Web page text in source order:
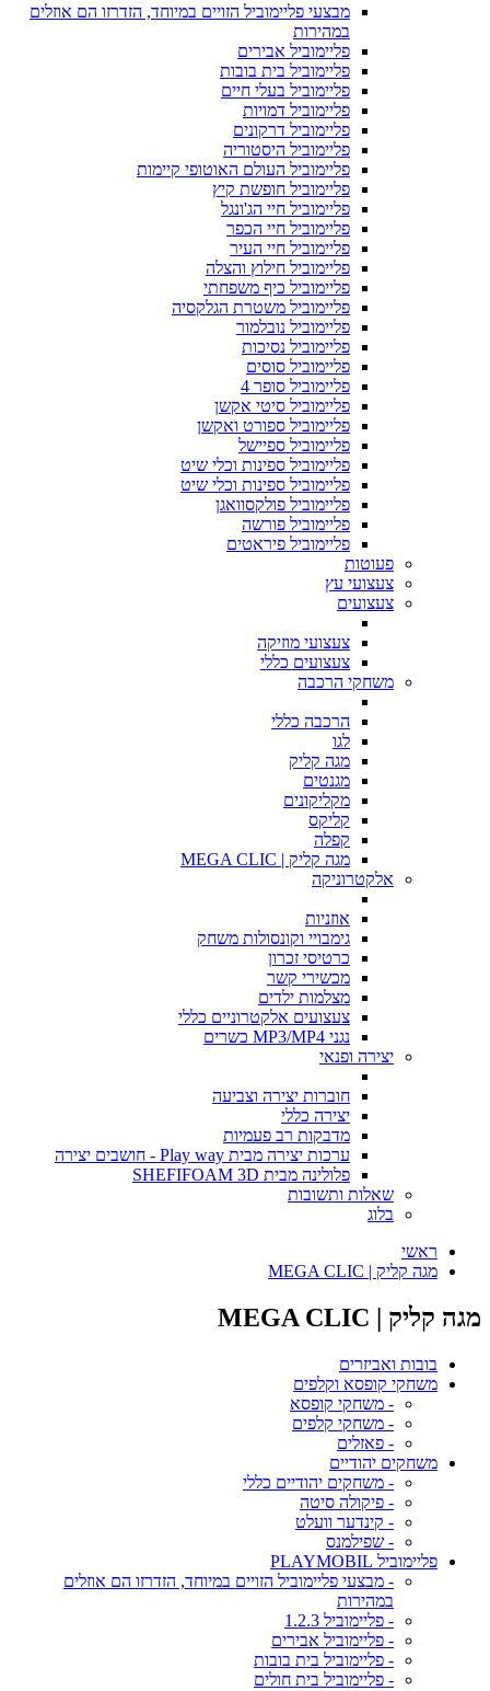
מבצעי פליימוביל הזויים במיוחד, הזדרזו הם אוזלים
במהירות
פליימוביל אבירים
פליימוביל בית בובות
פליימוביל בעלי חיים
פליימוביל דמויות
פליימוביל דרקונים
פליימוביל היסטוריה
פליימוביל העולם האוטופי קיימות
פליימוביל חופשת קיץ
פליימוביל חיי הג'ונגל
פליימוביל חיי הכפר
פליימוביל חיי העיר
פליימוביל חילוץ והצלה
פליימוביל כיף משפחתי
פליימוביל משטרת הגלקסיה
פליימוביל נובלמור
פליימוביל נסיכות
פליימוביל סוסים
פליימוביל סופר 4
פליימוביל סיטי אקשן
פליימוביל ספורט ואקשן
פליימוביל ספיישל
פליימוביל ספינות וכלי שיט
פליימוביל ספינות וכלי שיט
פליימוביל פולקסוואגן
פליימוביל פורשה
פליימוביל פיראטים
פעוטות
צעצועי עץ
צעצועים
צעצועי מוזיקה
צעצועים כללי
משחקי הרכבה
הרכבה כללי
לגו
מגה קליק
מגנטים
מקליקונים
קליקס
קפלה
מגה קליק | MEGA CLIC
אלקטרוניקה
אוזניות
גימבויי וקונסולות משחק
כרטיסי זכרון
מכשירי קשר
מצלמות ילדים
צעצועים אלקטרוניים כללי
נגני MP3/MP4 כשרים
יצירה ופנאי
חוברות יצירה וצביעה
יצירה כללי
מדבקות רב פעמיות
ערכות יצירה מבית Play way - חושבים יצירה
פלולינה מבית SHEFIFOAM 3D
שאלות ותשובות
בלוג
ראשי
מגה קליק | MEGA CLIC
מגה קליק | MEGA CLIC
בובות ואביזרים
משחקי קופסא וקלפים
- משחקי קופסא
- משחקי קלפים
- פאזלים
משחקים יהודיים
- משחקים יהודיים כללי
- פיקולה סיטה
- קינדער וועלט
- שפילמנס
פליימוביל PLAYMOBIL
- מבצעי פליימוביל הזויים במיוחד, הזדרזו הם אוזלים
במהירות
- פליימוביל 1.2.3
- פליימוביל אבירים
- פליימוביל בית בובות
- פליימוביל בית חולים